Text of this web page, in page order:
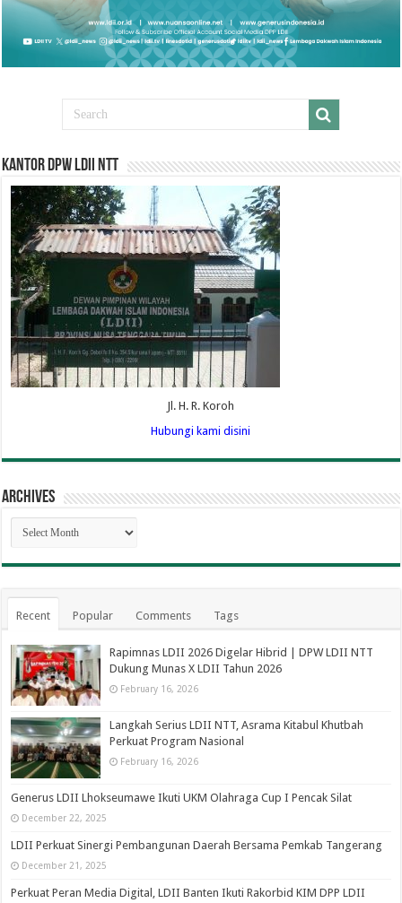
Kantor DPW LDII NTT
Jl. H. R. Koroh
Hubungi kami disini
Archives
Archives
Recent Popular Comments Tags
Rapimnas LDII 2026 Digelar Hibrid | DPW LDII NTT
Dukung Munas X LDII Tahun 2026
February 16, 2026
Langkah Serius LDII NTT, Asrama Kitabul Khutbah
Perkuat Program Nasional
February 16, 2026
Generus LDII Lhokseumawe Ikuti UKM Olahraga Cup I Pencak Silat
December 22, 2025
LDII Perkuat Sinergi Pembangunan Daerah Bersama Pemkab Tangerang
December 21, 2025
Perkuat Peran Media Digital, LDII Banten Ikuti Rakorbid KIM DPP LDII